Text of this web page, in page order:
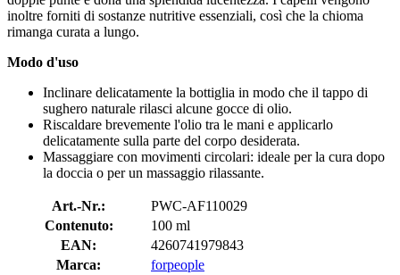
inoltre forniti di sostanze nutritive essenziali, così che la chioma
rimanga curata a lungo.
Modo d'uso
Inclinare delicatamente la bottiglia in modo che il tappo di
sughero naturale rilasci alcune gocce di olio.
Riscaldare brevemente l'olio tra le mani e applicarlo
delicatamente sulla parte del corpo desiderata.
Massaggiare con movimenti circolari: ideale per la cura dopo
la doccia o per un massaggio rilassante.
Art.-Nr.:
PWC-AF110029
Contenuto:
100 ml
EAN:
4260741979843
Marca:
forpeople